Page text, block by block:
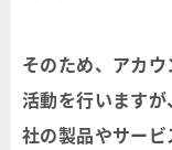
そのため、アカ
活動を行います
社の製品やサー